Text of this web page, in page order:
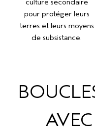
culture secondaire
pour protéger leurs
terres et leurs moyens
de subsistance.